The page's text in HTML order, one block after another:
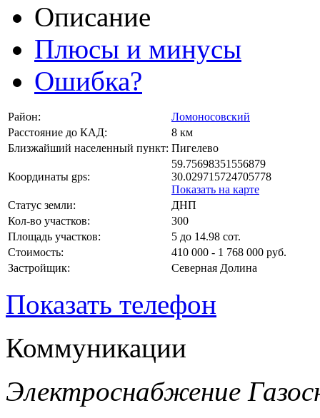
Описание
Плюсы и минусы
Ошибка?
Район:
Ломоносовский
Расстояние до КАД:
8 км
Близжайший населенный пункт: Пигелево
Координаты gps:
59.75698351556879
30.029715724705778
Показать на карте
Статус земли:
ДНП
Кол-во участков:
300
Площадь участков:
5 до 14.98 сот.
Стоимость:
410 000 - 1 768 000 руб.
Застройщик:
Северная Долина
Показать телефон
Коммуникации
Электроснабжение